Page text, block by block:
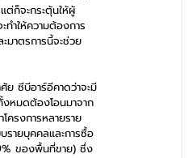
ต่ก็จะกระตุ้นให้ผู้
ำให้ความต้องการ
มาตรการนี้จะช่วย
ย ซีบีอาร์อีคาดว่าจะมี
หมดต้องโอนมาจาก
ครงการหลายราย
รายบุคคลและการซื้อ
ของพื้นที่ขาย) ซึ่ง